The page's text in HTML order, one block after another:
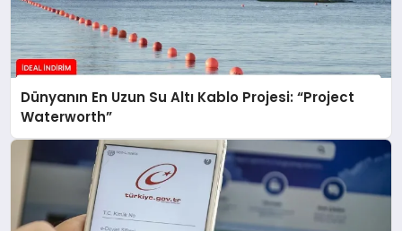
Dünyanın En Uzun Su Altı Kablo Projesi: “Project
Waterworth”